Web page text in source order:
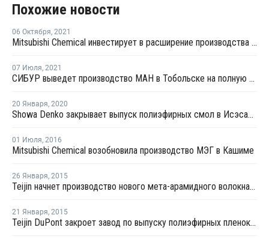
Похожие новости
06 Октября, 2021
Mitsubishi Chemical инвестирует в расширение производства полиэфирной пленки в Германии
07 Июля, 2021
СИБУР выведет производство МАН в Тобольске на полную механическую готовность до конца 2021 года
20 Января, 2020
Showa Denko закрывает выпуск полиэфирных смол в Исэсаки из-за низкой рентабельности
01 Июля, 2016
Mitsubishi Chemical возобновила производство МЭГ в Кашиме
26 Января, 2015
Teijin начнет производство нового мета-арамидного волокна в середине 2015 года
21 Января, 2015
Teijin DuPont закроет завод по выпуску полиэфирных пленок в Японии